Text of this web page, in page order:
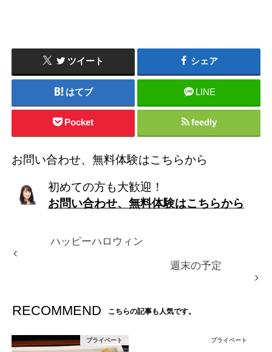
ツイート シェア
はてブ LINE
Pocket feedly
お問い合わせ、無料体験はこちらから
初めての方も大歓迎！
お問い合わせ、無料体験はこちらから
ハッピーハロウィン
週末の予定
RECOMMEND こちらの記事も人気です。
プライベート プライベート